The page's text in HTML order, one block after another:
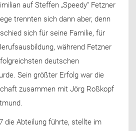
auf Steffen „Speedy“ Fetzner
trennten sich dann aber, denn
sich für seine Familie, für
während Fetzner
deutschen
Sein größter Erfolg war die
zusammen mit Jörg Roßkopf
die Abteilung führte, stellte im